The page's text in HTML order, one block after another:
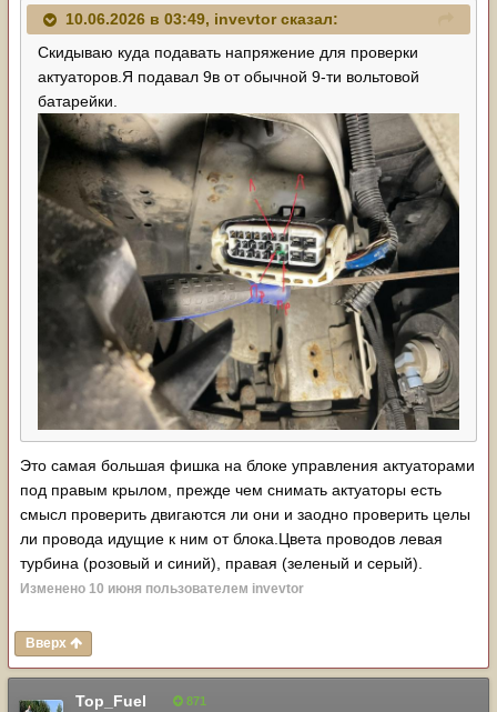
10.06.2026 в 03:49, invevtorсказал:
Скидываю куда подавать напряжение для проверки
актуаторов.Я подавал 9в от обычной 9-ти вольтовой
батарейки.
Это самая большая фишка на блоке управления актуаторами
под правым крылом, прежде чем снимать актуаторы есть
смысл проверить двигаются ли они и заодно проверить целы
ли провода идущие к ним от блока.Цвета проводов левая
турбина (розовый и синий), правая (зеленый и серый).
Изменено 10 июня пользователем invevtor
Вверх
Top_Fuel 871